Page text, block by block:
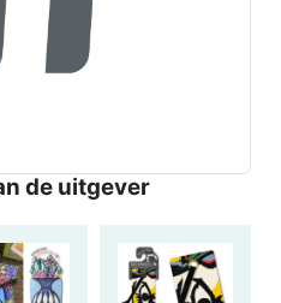
de uitgever